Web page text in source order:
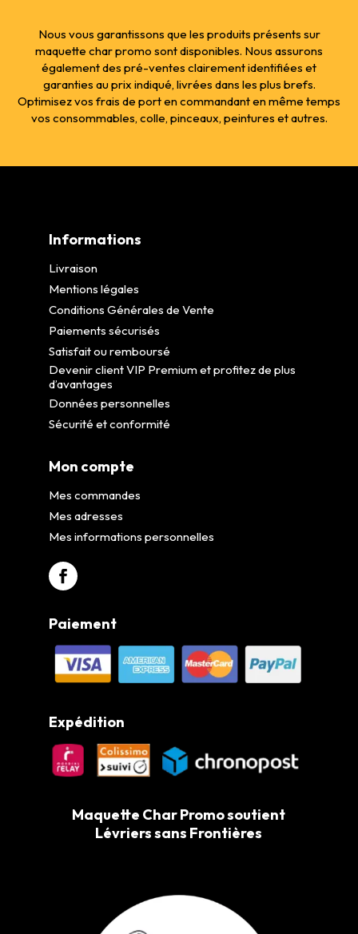
Nous vous garantissons que les produits présents sur
maquette char promo sont disponibles. Nous assurons
également des pré-ventes clairement identifiées et
garanties au prix indiqué, livrées dans les plus brefs.
Optimisez vos frais de port en commandant en même temps
vos consommables, colle, pinceaux, peintures et autres.
Informations
Livraison
Mentions légales
Conditions Générales de Vente
Paiements sécurisés
Satisfait ou remboursé
Devenir client VIP Premium et profitez de plus
d’avantages
Données personnelles
Sécurité et conformité
Mon compte
Mes commandes
Mes adresses
Mes informations personnelles
Paiement
Expédition
Maquette Char Promo soutient
Lévriers sans Frontières